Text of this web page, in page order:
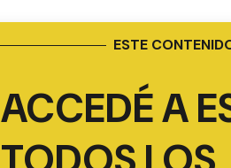
ESTE
ACCEDÉ A